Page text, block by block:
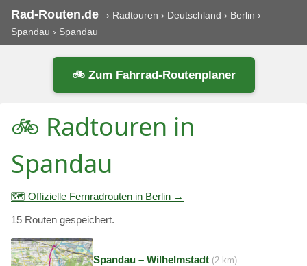
Rad-Routen.de › Radtouren › Deutschland › Berlin ›
Spandau › Spandau
🚲 Zum Fahrrad-Routenplaner
🚲 Radtouren in
Spandau
🗺️ Offizielle Fernradrouten in Berlin →
15 Routen gespeichert.
Spandau – Wilhelmstadt (2 km)